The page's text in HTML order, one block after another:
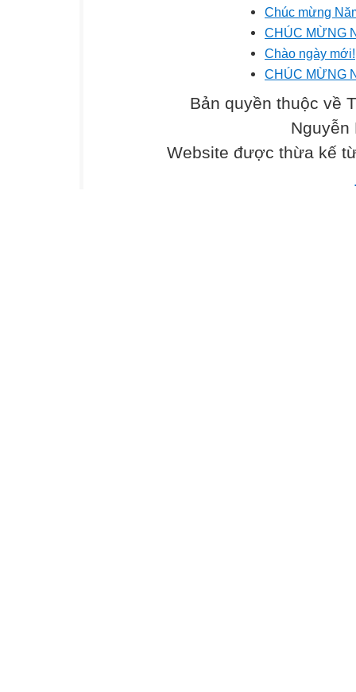
Chúc mừng
CHÚC MỪNG
Chào ngày mới!
CHÚC MỪNG
Bản quyền thuộc về
Nguyễn
Website được thừa kế